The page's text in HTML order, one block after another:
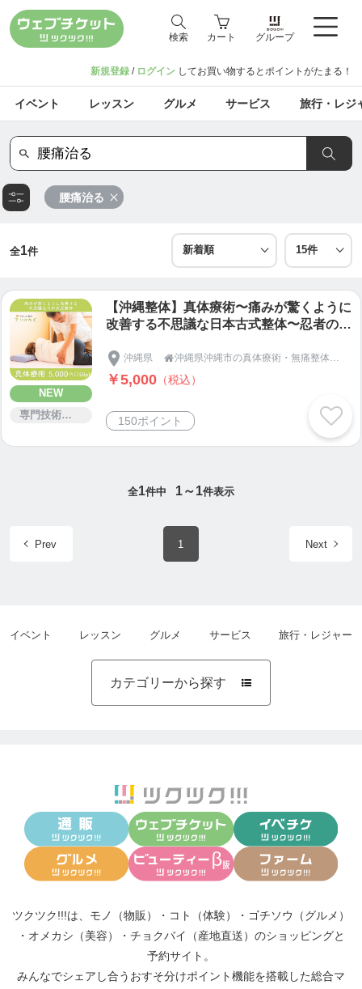
検索 カート グループ
新規登録 / ログイン してお買い物するとポイントがたまる！
イベント レッスン グルメ サービス 旅行・レジ
腰痛治る
全1件
NEW
専門技術サービス
【沖縄整体】真体療術〜痛みが驚くように
改善する不思議な日本古式整体〜忍者の秘
さい。ギックリ腰・脊椎分離症・五十肩・
首の痛みを整えます。
沖縄県  沖縄県沖縄市の真体療術・無痛整体専門「やさしい整体さりげなく」
￥5,000 （税込）
150ポイント
全1件中 1～1件表示
Prev 1 Next
イベント レッスン グルメ サービス 旅行・レジャー
カテゴリーから探す 
ツクツク!!!は、 モノ（物販） ・ コト（体験） ・ ゴチソウ（グルメ）
・ オメカシ（美容） ・ チョクバイ（産地直送） のショッピングと
予約サイト。
みんなでシェアし合う おすそ分けポイント機能を搭載した総合マ